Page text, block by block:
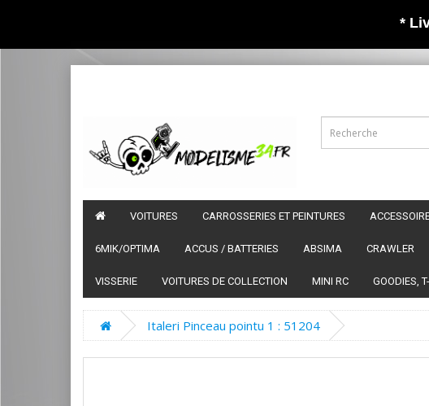
*
VOITURES CARROSSERIES ET PEINTURES
6MIK/OPTIMA ACCUS / BATTERIES ABSIMA CRAWLER
VISSERIE VOITURES DE COLLECTION MINI RC GOODIES,
Italeri Pinceau pointu 1 : 51204